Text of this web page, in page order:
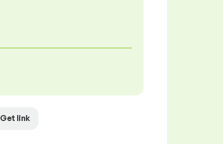
Get link